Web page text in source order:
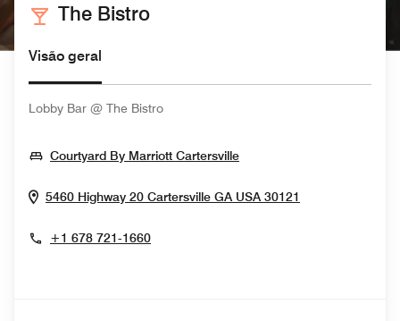
The Bistro
Visão geral
Lobby Bar @ The Bistro
Courtyard By Marriott CartersvilleOpens In New Window
5460 Highway 20 Cartersville GA USA 30121
+1 678 721-1660